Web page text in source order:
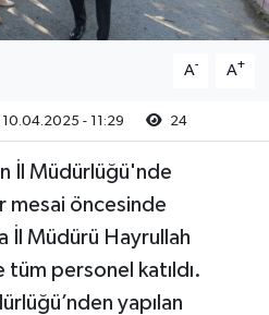
A- A+
10.04.2025 - 11:29 24
İl Müdürlüğü'nde
mesai öncesinde
İl Müdürü Hayrullah
personel katıldı.
yapılan